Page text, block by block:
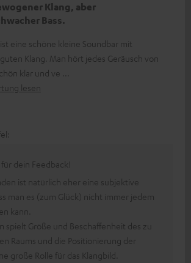
Klang, aber
Bass.
eine schöne kleine Soundbar mit
Klang. Man hört jedes Geräusch von
klar und ve
lesen
dein Feedback!
ist natürlich eher eine subjektive
man es (zum Glück) nicht immer jedem
kann.
spielt Größe und Beschaffenheit des zu
Raums und die Positionierung der
große Rolle für das Klangbild.